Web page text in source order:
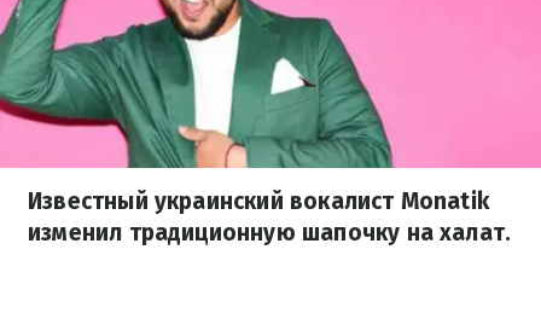
Известный украинский вокалист Monatik
изменил традиционную шапочку на халат.